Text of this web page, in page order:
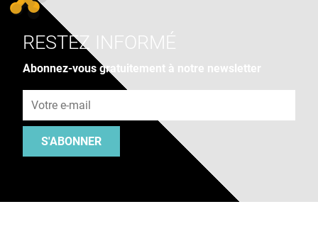
RESTEZ INFORMÉ
Abonnez-vous gratuitement à notre newsletter
S'ABONNER